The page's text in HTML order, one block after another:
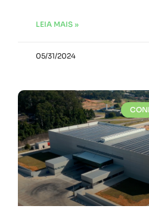
LEIA MAIS »
05/31/2024